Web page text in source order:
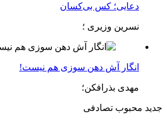
دعایی؛ کس بی‌کسان
نسرین وزیری ؛
انگار آش دهن سوزی هم نیست!
مهدی بذرافکن؛
جدید محبوب تصادفی